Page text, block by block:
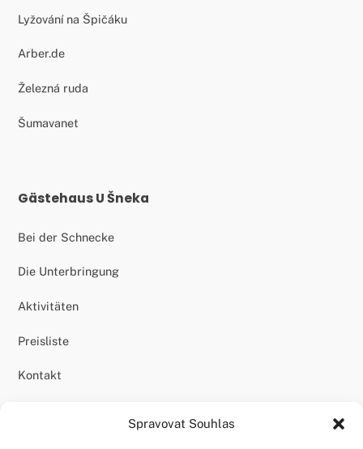
Spravovat Souhlas
Lyžování na Špičáku
Arber.de
Železná ruda
Šumavanet
Gästehaus U Šneka
Bei der Schnecke
Die Unterbringung
Aktivitäten
Preisliste
Kontakt